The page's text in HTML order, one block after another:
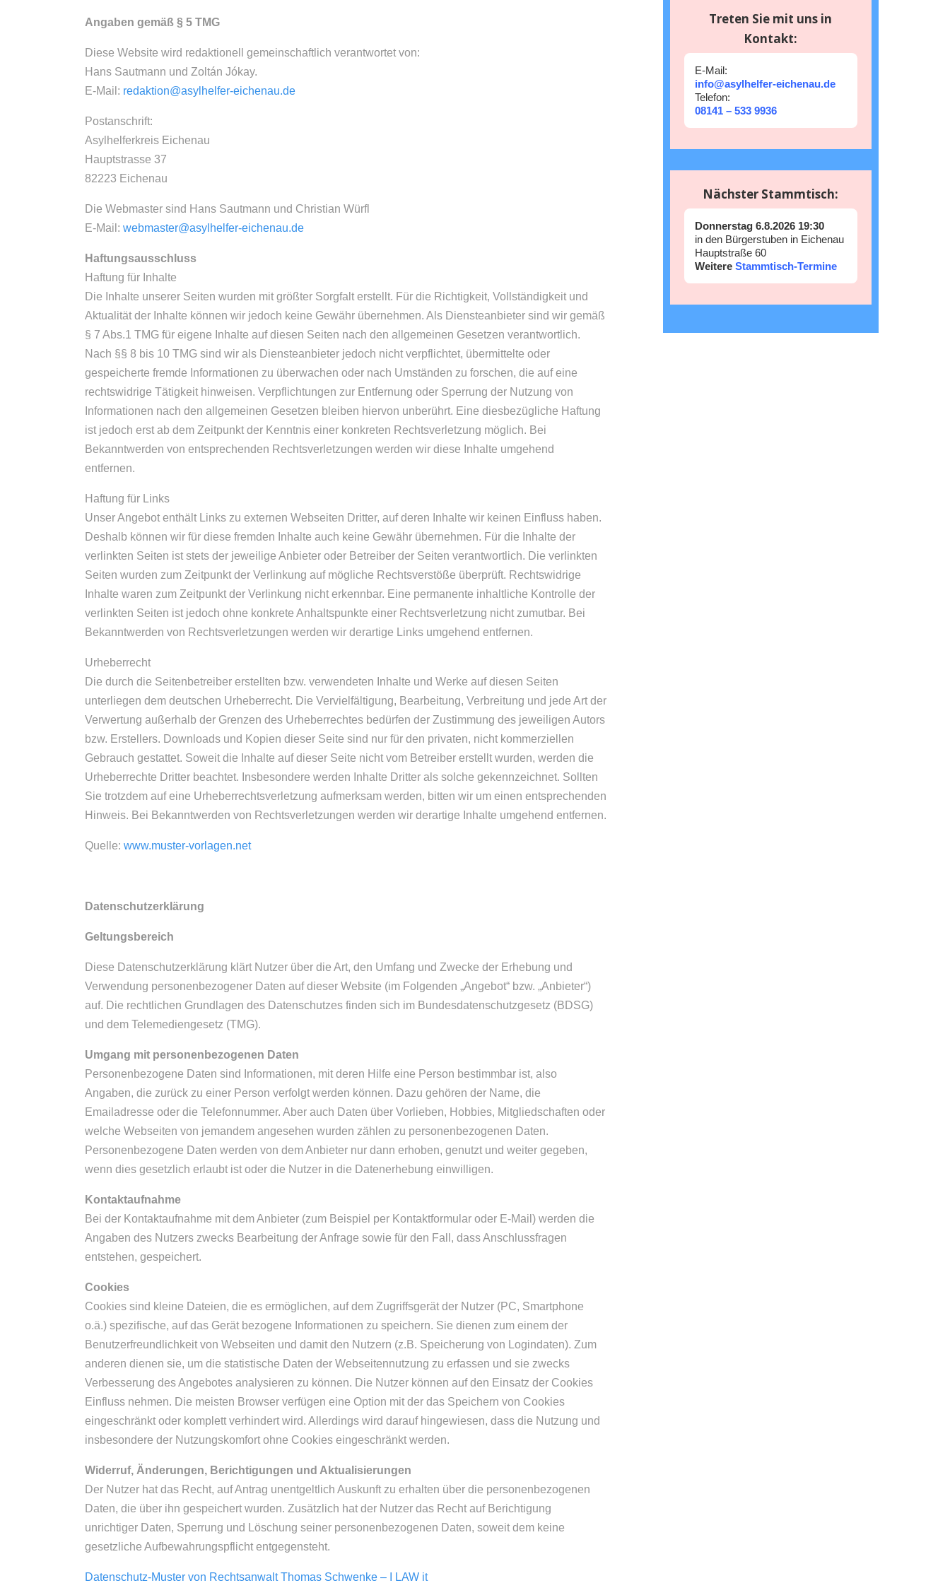
Angaben gemäß § 5 TMG
Diese Website wird redaktionell gemeinschaftlich verantwortet von:
Hans Sautmann und Zoltán Jókay.
E-Mail: redaktion@asylhelfer-eichenau.de
Postanschrift:
Asylhelferkreis Eichenau
Hauptstrasse 37
82223 Eichenau
Die Webmaster sind Hans Sautmann und Christian Würfl
E-Mail:webmaster@asylhelfer-eichenau.de
Haftungsausschluss
Haftung für Inhalte
Die Inhalte unserer Seiten wurden mit größter Sorgfalt erstellt. Für die Richtigkeit, Vollständigkeit und
Aktualität der Inhalte können wir jedoch keine Gewähr übernehmen. Als Diensteanbieter sind wir gemäß
§ 7 Abs.1 TMG für eigene Inhalte auf diesen Seiten nach den allgemeinen Gesetzen verantwortlich.
Nach §§ 8 bis 10 TMG sind wir als Diensteanbieter jedoch nicht verpflichtet, übermittelte oder
gespeicherte fremde Informationen zu überwachen oder nach Umständen zu forschen, die auf eine
rechtswidrige Tätigkeit hinweisen. Verpflichtungen zur Entfernung oder Sperrung der Nutzung von
Informationen nach den allgemeinen Gesetzen bleiben hiervon unberührt. Eine diesbezügliche Haftung
ist jedoch erst ab dem Zeitpunkt der Kenntnis einer konkreten Rechtsverletzung möglich. Bei
Bekanntwerden von entsprechenden Rechtsverletzungen werden wir diese Inhalte umgehend
entfernen.
Haftung für Links
Unser Angebot enthält Links zu externen Webseiten Dritter, auf deren Inhalte wir keinen Einfluss haben.
Deshalb können wir für diese fremden Inhalte auch keine Gewähr übernehmen. Für die Inhalte der
verlinkten Seiten ist stets der jeweilige Anbieter oder Betreiber der Seiten verantwortlich. Die verlinkten
Seiten wurden zum Zeitpunkt der Verlinkung auf mögliche Rechtsverstöße überprüft. Rechtswidrige
Inhalte waren zum Zeitpunkt der Verlinkung nicht erkennbar. Eine permanente inhaltliche Kontrolle der
verlinkten Seiten ist jedoch ohne konkrete Anhaltspunkte einer Rechtsverletzung nicht zumutbar. Bei
Bekanntwerden von Rechtsverletzungen werden wir derartige Links umgehend entfernen.
Urheberrecht
Die durch die Seitenbetreiber erstellten bzw. verwendeten Inhalte und Werke auf diesen Seiten
unterliegen dem deutschen Urheberrecht. Die Vervielfältigung, Bearbeitung, Verbreitung und jede Art der
Verwertung außerhalb der Grenzen des Urheberrechtes bedürfen der Zustimmung des jeweiligen Autors
bzw. Erstellers. Downloads und Kopien dieser Seite sind nur für den privaten, nicht kommerziellen
Gebrauch gestattet. Soweit die Inhalte auf dieser Seite nicht vom Betreiber erstellt wurden, werden die
Urheberrechte Dritter beachtet. Insbesondere werden Inhalte Dritter als solche gekennzeichnet. Sollten
Sie trotzdem auf eine Urheberrechtsverletzung aufmerksam werden, bitten wir um einen entsprechenden
Hinweis. Bei Bekanntwerden von Rechtsverletzungen werden wir derartige Inhalte umgehend entfernen.
Quelle:www.muster-vorlagen.net
Datenschutzerklärung
Geltungsbereich
Diese Datenschutzerklärung klärt Nutzer über die Art, den Umfang und Zwecke der Erhebung und
Verwendung personenbezogener Daten auf dieser Website (im Folgenden „Angebot“ bzw. „Anbieter“)
auf. Die rechtlichen Grundlagen des Datenschutzes finden sich im Bundesdatenschutzgesetz (BDSG)
und dem Telemediengesetz (TMG).
Umgang mit personenbezogenen Daten
Personenbezogene Daten sind Informationen, mit deren Hilfe eine Person bestimmbar ist, also
Angaben, die zurück zu einer Person verfolgt werden können. Dazu gehören der Name, die
Emailadresse oder die Telefonnummer. Aber auch Daten über Vorlieben, Hobbies, Mitgliedschaften oder
welche Webseiten von jemandem angesehen wurden zählen zu personenbezogenen Daten.
Personenbezogene Daten werden von dem Anbieter nur dann erhoben, genutzt und weiter gegeben,
wenn dies gesetzlich erlaubt ist oder die Nutzer in die Datenerhebung einwilligen.
Kontaktaufnahme
Bei der Kontaktaufnahme mit dem Anbieter (zum Beispiel per Kontaktformular oder E-Mail) werden die
Angaben des Nutzers zwecks Bearbeitung der Anfrage sowie für den Fall, dass Anschlussfragen
entstehen, gespeichert.
Cookies
Cookies sind kleine Dateien, die es ermöglichen, auf dem Zugriffsgerät der Nutzer (PC, Smartphone
o.ä.) spezifische, auf das Gerät bezogene Informationen zu speichern. Sie dienen zum einem der
Benutzerfreundlichkeit von Webseiten und damit den Nutzern (z.B. Speicherung von Logindaten). Zum
anderen dienen sie, um die statistische Daten der Webseitennutzung zu erfassen und sie zwecks
Verbesserung des Angebotes analysieren zu können. Die Nutzer können auf den Einsatz der Cookies
Einfluss nehmen. Die meisten Browser verfügen eine Option mit der das Speichern von Cookies
eingeschränkt oder komplett verhindert wird. Allerdings wird darauf hingewiesen, dass die Nutzung und
insbesondere der Nutzungskomfort ohne Cookies eingeschränkt werden.
Widerruf, Änderungen, Berichtigungen und Aktualisierungen
Der Nutzer hat das Recht, auf Antrag unentgeltlich Auskunft zu erhalten über die personenbezogenen
Daten, die über ihn gespeichert wurden. Zusätzlich hat der Nutzer das Recht auf Berichtigung
unrichtiger Daten, Sperrung und Löschung seiner personenbezogenen Daten, soweit dem keine
gesetzliche Aufbewahrungspflicht entgegensteht.
Datenschutz-Muster von Rechtsanwalt Thomas Schwenke – I LAW it
Treten Sie mit uns in
Kontakt:
E-Mail:
info@asylhelfer-eichenau.de
Telefon:
08141 – 533 9936
Nächster Stammtisch:
Donnerstag 6.8.2026 19:30
in den Bürgerstuben in Eichenau
Hauptstraße 60
WeitereStammtisch-Termine